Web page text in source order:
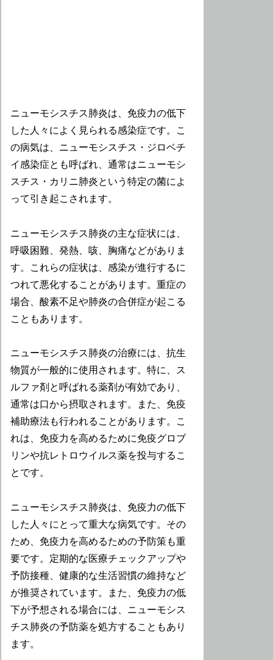
ニューモシスチス肺炎は、免疫力の低下
した人々によく見られる感染症です。こ
の病気は、ニューモシスチス・ジロベチ
イ感染症とも呼ばれ、通常はニューモシ
スチス・カリニ肺炎という特定の菌によ
って引き起こされます。
ニューモシスチス肺炎の主な症状には、
呼吸困難、発熱、咳、胸痛などがありま
す。これらの症状は、感染が進行するに
つれて悪化することがあります。重症の
場合、酸素不足や肺炎の合併症が起こる
こともあります。
ニューモシスチス肺炎の治療には、抗生
物質が一般的に使用されます。特に、ス
ルファ剤と呼ばれる薬剤が有効であり、
通常は口から摂取されます。また、免疫
補助療法も行われることがあります。こ
れは、免疫力を高めるために免疫グロブ
リンや抗レトロウイルス薬を投与するこ
とです。
ニューモシスチス肺炎は、免疫力の低下
した人々にとって重大な病気です。その
ため、免疫力を高めるための予防策も重
要です。定期的な医療チェックアップや
予防接種、健康的な生活習慣の維持など
が推奨されています。また、免疫力の低
下が予想される場合には、ニューモシス
チス肺炎の予防薬を処方することもあり
ます。